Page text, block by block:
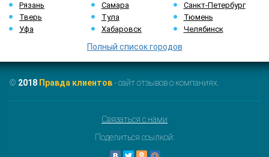
Рязань
Самара
Санкт-Петербург
Тверь
Тула
Тюмень
Уфа
Хабаровск Челябинск
Полный список городов
© 2018 Правда клиентов- сайт отзывов о компаниях.
Связаться с нами
Поделиться ссылкой: